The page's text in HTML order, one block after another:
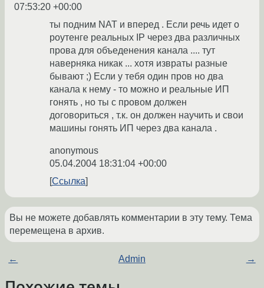
07:53:20 +00:00
ты подним NAT и вперед . Если речь идет о
роутенге реальных IP через два различных
прова для объеденения канала .... тут
наверняка никак ... хотя извраты разные
бывают ;) Если у тебя один пров но два
канала к нему - то можно и реальные ИП
гонять , но ты с провом должен
договориться , т.к. он должен научить и свои
машины гонять ИП через два канала .
anonymous
05.04.2004 18:31:04 +00:00
Ссылка
Вы не можете добавлять комментарии в эту тему. Тема
перемещена в архив.
← Admin →